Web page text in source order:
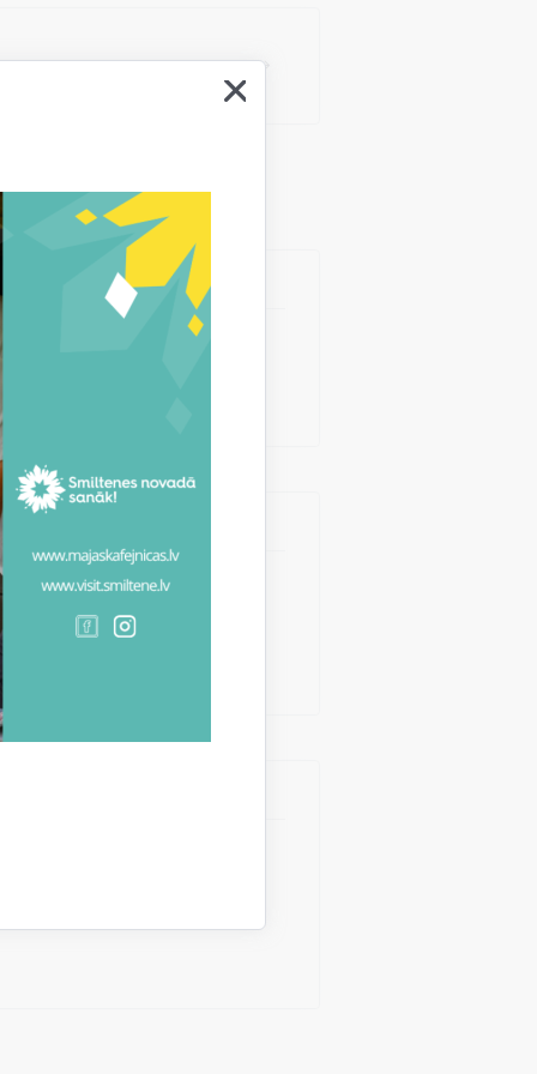
8.00-12.00, 13.00-18.00;
17.00